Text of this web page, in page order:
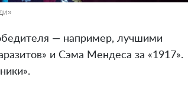
— например, лучшими
и Сэма Мендеса за «1917».